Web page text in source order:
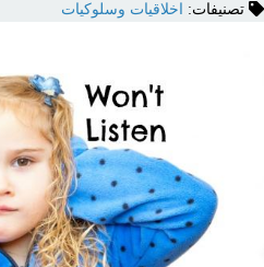
تصنيفات:
اخلاقيات وسلوكيات